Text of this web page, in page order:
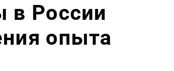
в России
опыта